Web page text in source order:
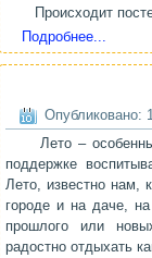
Происходит
Подробнее...
Опубликовано:
Лето –
поддержке
Лето, известно нам,
городе и на даче,
прошлого или
радостно отдыхать